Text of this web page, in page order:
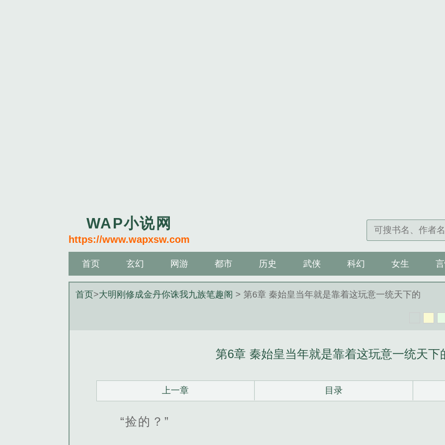
WAP小说网
https://www.wapxsw.com
首页 玄幻 网游 都市 历史 武侠 科幻 女生
首页>大明刚修成金丹你诛我九族笔趣阁 > 第6章 秦始皇当年就是靠着这玩意一统天下的
第6章 秦始皇当年就是靠着这玩意一统天下
上一章 目录
“捡的？”